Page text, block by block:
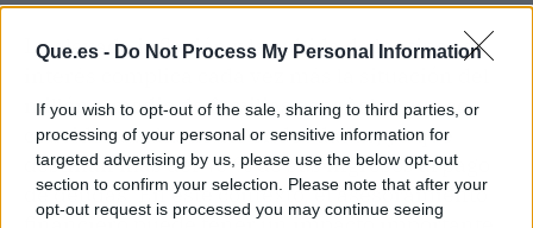
Que.es - Do Not Process My Personal Information
If you wish to opt-out of the sale, sharing to third parties, or
processing of your personal or sensitive information for
targeted advertising by us, please use the below opt-out
section to confirm your selection. Please note that after your
opt-out request is processed you may continue seeing
La elevada inflación y la subida de los tipos de
millón y medio de familias españolas que se
consideran altamente endeudadas, ya que
destinan más del 40 % de sus ingresos al pago
de deudas. En este contexto, el asesoramiento